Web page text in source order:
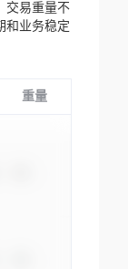
交易重量不
和业务稳定
重量